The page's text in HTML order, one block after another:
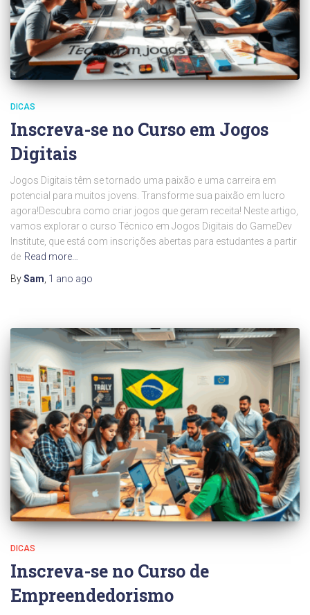
DICAS
Inscreva-se no Curso em Jogos
Digitais
Jogos Digitais têm se tornado uma paixão e uma carreira em
potencial para muitos jovens. Transforme sua paixão em lucro
agora!Descubra como criar jogos que geram receita! Neste artigo,
vamos explorar o curso Técnico em Jogos Digitais do GameDev
Institute, que está com inscrições abertas para estudantes a partir
de Read more…
BySam, 1 ano ago
DICAS
Inscreva-se no Curso de
Empreendedorismo